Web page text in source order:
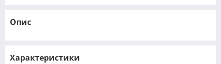
Опис
Характеристики